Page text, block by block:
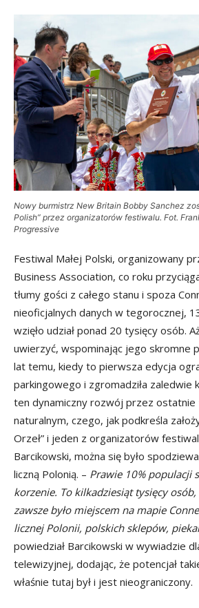
Nowy burmistrz New Britain Bobby Sanchez
Polish” przez organizatorów festiwalu. Fot.
Progressive
Festiwal Małej Polski, organizowany
Business Association, co roku
tłumy gości z całego stanu i spoza
nieoficjalnych danych w tegorocznej,
wzięło udział ponad 20 tysięcy osób.
uwierzyć, wspominając jego skromne
lat temu, kiedy to pierwsza edycja
parkingowego i zgromadziła zaledwie
ten dynamiczny rozwój przez
naturalnym, czego, jak podkreśla
Orzeł” i jeden z organizatorów
Barcikowski, można się było
liczną Polonią. – Prawie 10% populacji
korzenie. To kilkadziesiąt tysięcy
zawsze było miejscem na mapie
licznej Polonii, polskich sklepów,
powiedział Barcikowski w wywiadzie
telewizyjnej, dodając, że potencjał
właśnie tutaj był i jest nieograniczony.